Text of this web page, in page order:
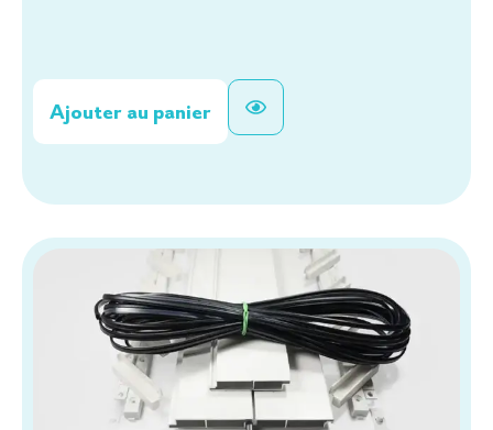
Ajouter au panier